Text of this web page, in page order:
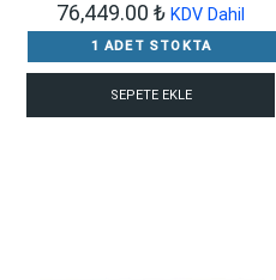
76,449.00 ₺ KDV Dahil
1 ADET STOKTA
SEPETE EKLE